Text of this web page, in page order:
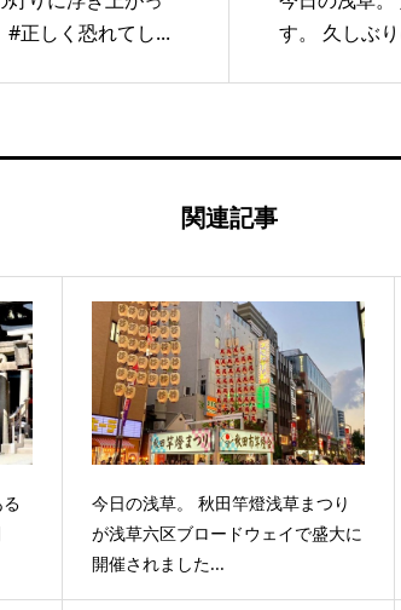
#正しく恐れてし...
す。 久しぶ
関連記事
今日の浅草。 秋田竿燈浅草まつり
が浅草六区ブロードウェイで盛大に
開催されました...